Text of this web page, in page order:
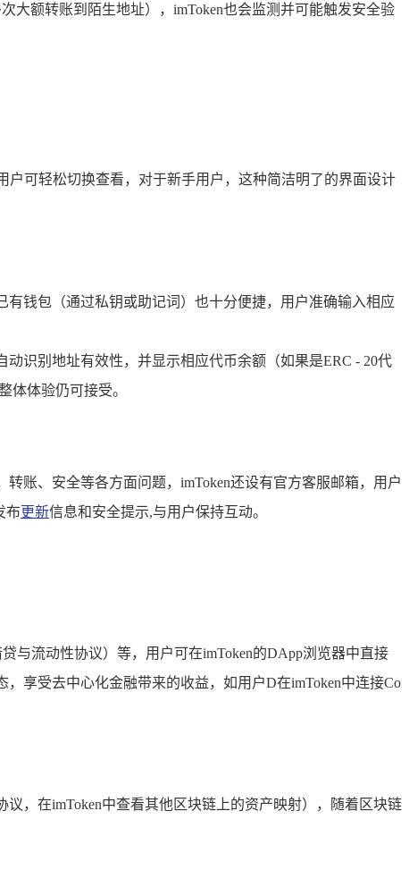
大额转账到陌生地址），imToken也会监测并可能触发安全验
可轻松切换查看，对于新手用户，这种简洁明了的界面设计
钱包（通过私钥或助记词）也十分便捷，用户准确输入相应
识别地址有效性，并显示相应代币余额（如果是ERC - 20代
体体验仍可接受。
账、安全等各方面问题，imToken还设有官方客服邮箱，用户
布更新信息和安全提示,与用户保持互动。
与流动性协议）等，用户可在imToken的DApp浏览器中直接
享受去中心化金融带来的收益，如用户D在imToken中连接Co
，在imToken中查看其他区块链上的资产映射），随着区块链